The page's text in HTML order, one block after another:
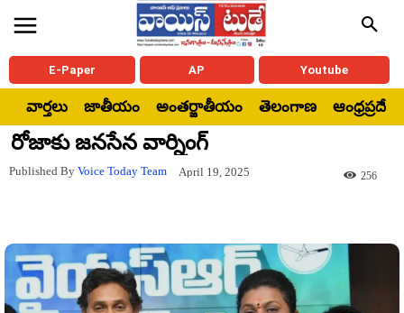
E-Paper AP Youtube
వార్తలు జాతీయం అంతర్జాతీయం తెలంగాణ ఆంధ్రప్రదేశ్
రోజాకు జనసేన వార్నింగ్
Published By Voice Today Team April 19, 2025 256